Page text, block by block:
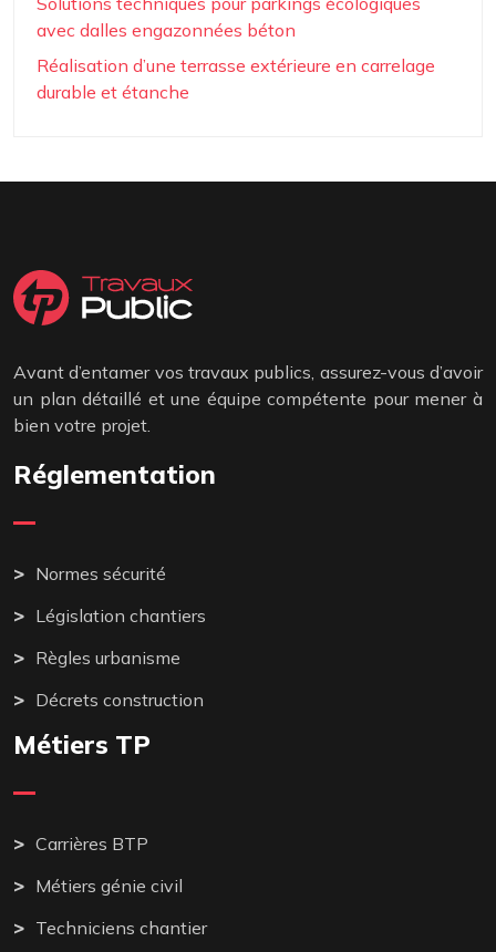
avec dalles engazonnées béton
Réalisation d’une terrasse extérieure en carrelage
durable et étanche
Avant d’entamer vos travaux publics, assurez-vous d’avoir
un plan détaillé et une équipe compétente pour mener à
bien votre projet.
Réglementation
Normes sécurité
Législation chantiers
Règles urbanisme
Décrets construction
Métiers TP
Carrières BTP
Métiers génie civil
Techniciens chantier